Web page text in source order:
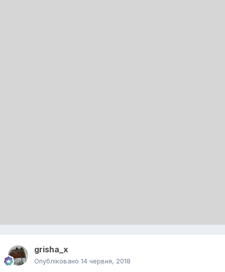
grisha_x
Опубліковано 14 червня, 2018